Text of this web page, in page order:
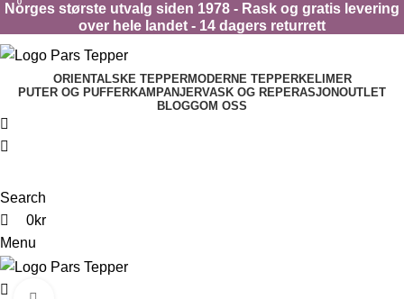
Norges største utvalg siden 1978 - Rask og gratis levering
over hele landet - 14 dagers returrett
ORIENTALSKE TEPPERMODERNE TEPPERKELIMER
PUTER OG PUFFERKAMPANJERVASK OG REPERASJONOUTLET
BLOGGOM OSS
Search
0
0kr
Menu
0
0kr